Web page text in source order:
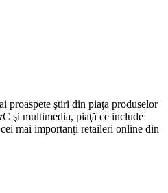
proaspete ştiri din piaţa produselor
şi multimedia, piaţă ce include
mai importanţi retaileri online din